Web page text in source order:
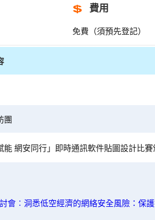
費用
免費（須預先登記）
團
能 網安同行」即時通訊軟件貼圖設計比
會︰洞悉低空經濟的網絡安全風險：保